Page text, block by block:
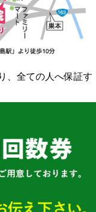
、全ての人へ保証す